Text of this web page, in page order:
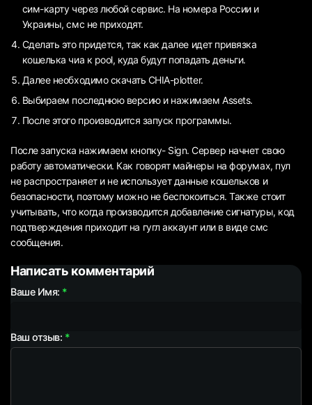
сим-карту через любой сервис. На номера России и
Украины, смс не приходят.
Сделать это придется, так как далее идет привязка
кошелька чиа к pool, куда будут попадать деньги.
Далее необходимо скачать CHIA-plotter.
Выбираем последнюю версию и нажимаем Assets.
После этого производится запуск программы.
После запуска нажимаем кнопку- Sign. Сервер начнет свою
работу автоматически. Как говорят майнеры на форумах, пул
не распространяет и не использует данные кошельков и
безопасности, поэтому можно не беспокоиться. Также стоит
учитывать, что когда производится добавление сигнатуры, код
подтверждения приходит на гугл аккаунт или в виде смс
сообщения.
Написать комментарий
Ваше Имя:
Ваш отзыв: